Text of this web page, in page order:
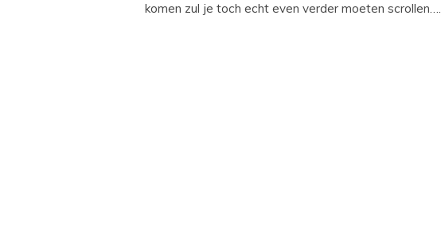
komen zul je toch echt even verder moeten scrollen….